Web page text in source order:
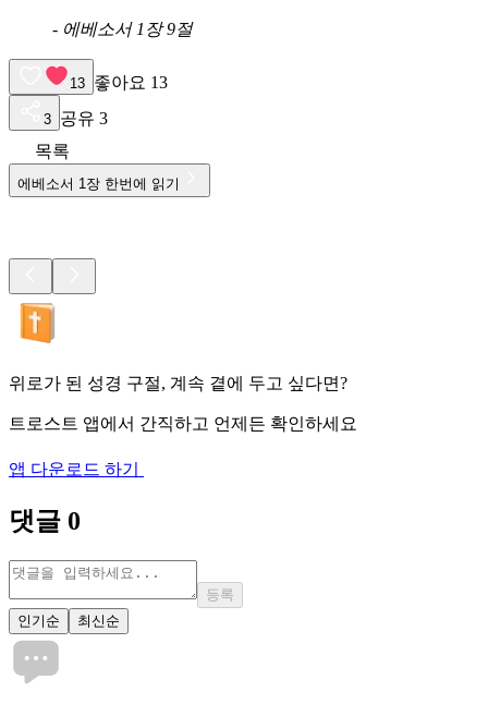
- 에베소서 1장 9절
13 좋아요 13
3 공유 3
목록
에베소서 1장 한번에 읽기
위로가 된 성경 구절, 계속 곁에 두고 싶다면?
트로스트 앱에서 간직하고 언제든 확인하세요
앱 다운로드 하기
댓글 0
등록
인기순
최신순